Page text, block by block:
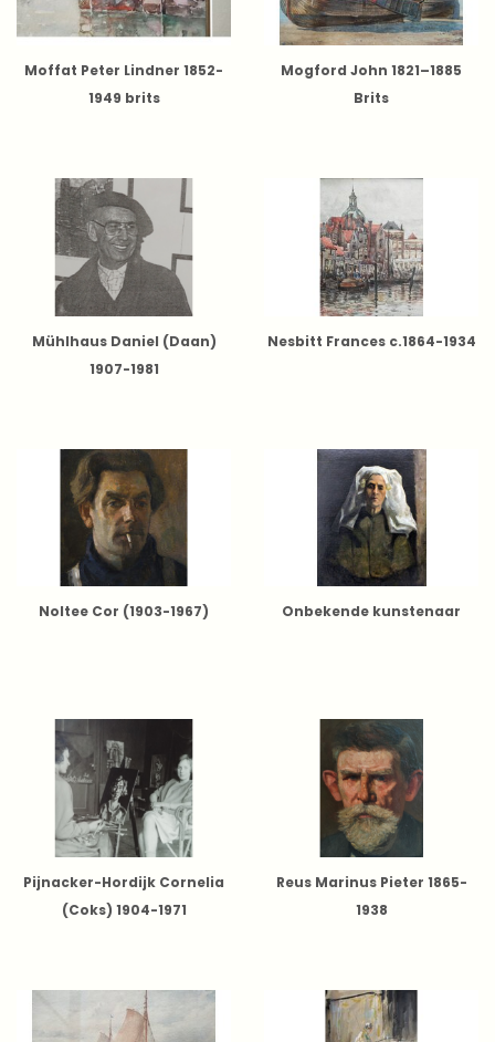
Moffat Peter Lindner 1852-
1949 brits
Mogford John 1821–1885
Brits
Mühlhaus Daniel (Daan)
1907-1981
Nesbitt Frances c.1864-1934
Noltee Cor (1903-1967) Onbekende kunstenaar
Pijnacker-Hordijk Cornelia
(Coks) 1904-1971
Reus Marinus Pieter 1865-
1938